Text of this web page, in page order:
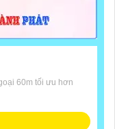
60m tối ưu hơn